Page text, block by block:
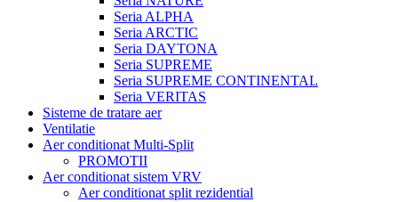
Seria ALPHA
Seria ARCTIC
Seria DAYTONA
Seria SUPREME
Seria SUPREME CONTINENTAL
Seria VERITAS
Sisteme de tratare aer
Ventilatie
Aer conditionat Multi-Split
PROMOTII
Aer conditionat sistem VRV
Aer conditionat split rezidential